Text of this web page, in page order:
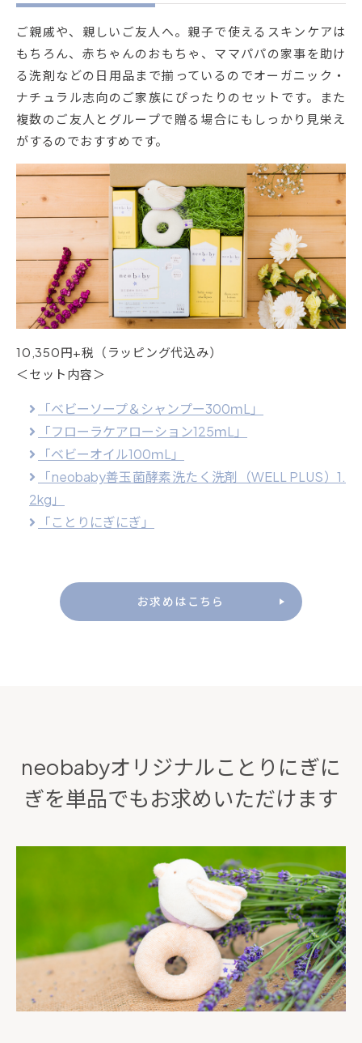
ご親戚や、親しいご友人へ。親子で使えるスキンケアは
もちろん、赤ちゃんのおもちゃ、ママパパの家事を助け
る洗剤などの日用品まで揃っているのでオーガニック・
ナチュラル志向のご家族にぴったりのセットです。また
複数のご友人とグループで贈る場合にもしっかり見栄え
がするのでおすすめです。
10,350円+税（ラッピング代込み）
＜セット内容＞
「ベビーソープ＆シャンプー300ｍL」
「フローラケアローション125ｍL」
「ベビーオイル100ｍL」
「neobaby善玉菌酵素洗たく洗剤（WELL PLUS）1.
2kg」
「ことりにぎにぎ」
お求めはこちら
neobabyオリジナルことりにぎに
ぎを単品でもお求めいただけます